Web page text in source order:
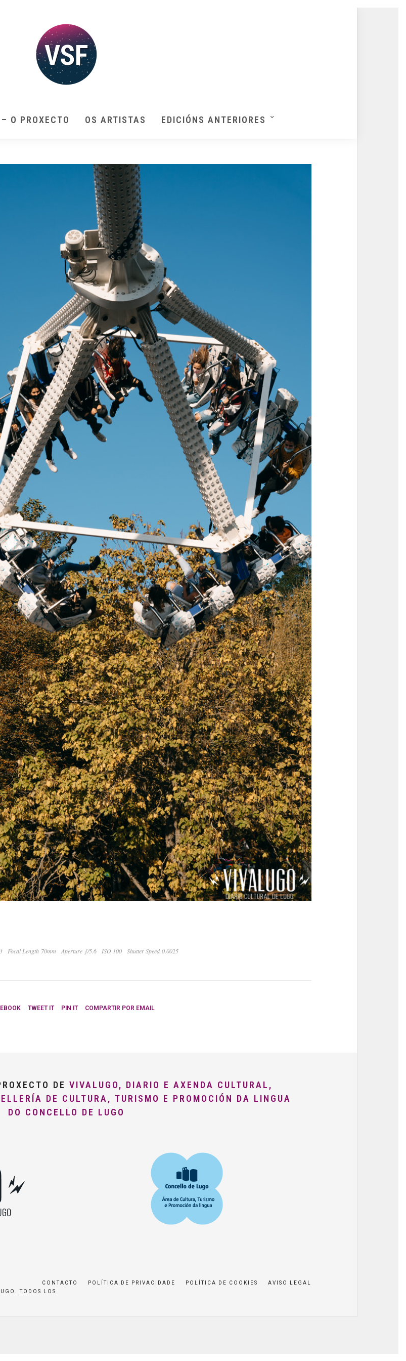
O PROXECTO OS ARTISTAS EDICIÓNS ANTERIORES
Focal Length 70mm Aperture ƒ/5.6 ISO 100 Shutter Speed 0.0025
TWEET IT PIN IT COMPARTIR POR EMAIL
DE VIVALUGO, DIARIO E AXENDA CULTURAL,
DE CULTURA, TURISMO E PROMOCIÓN DA LINGUA
DO CONCELLO DE LUGO
CONTACTO POLÍTICA DE PRIVACIDADE POLÍTICA DE COOKIES
AVISO LEGAL
TODOS LOS